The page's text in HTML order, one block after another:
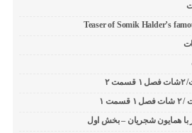
Teaser of Somik Halder’s
۱
همایون شجریان – بخش اول